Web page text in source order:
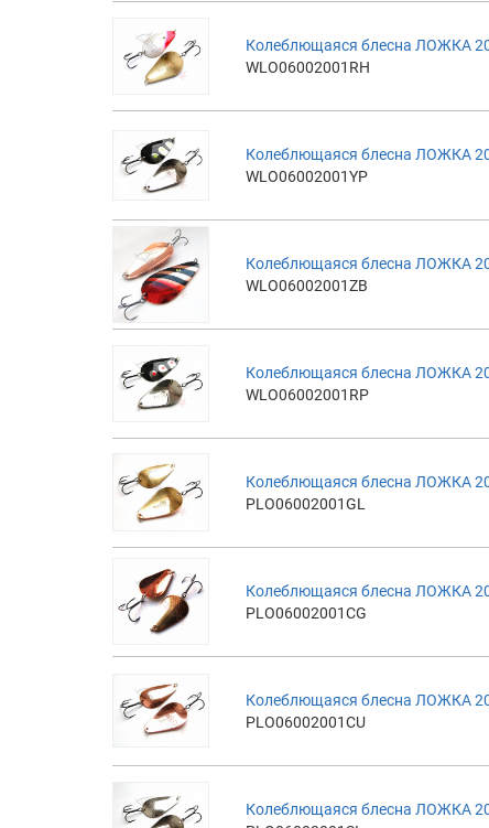
Колеблющаяся блесна ЛОЖКА
WLO06002001RH
Колеблющаяся блесна ЛОЖКА
WLO06002001YP
Колеблющаяся блесна ЛОЖКА
WLO06002001ZB
Колеблющаяся блесна ЛОЖКА
WLO06002001RP
Колеблющаяся блесна ЛОЖКА
PLO06002001GL
Колеблющаяся блесна ЛОЖКА
PLO06002001CG
Колеблющаяся блесна ЛОЖКА
PLO06002001CU
Колеблющаяся блесна ЛОЖКА